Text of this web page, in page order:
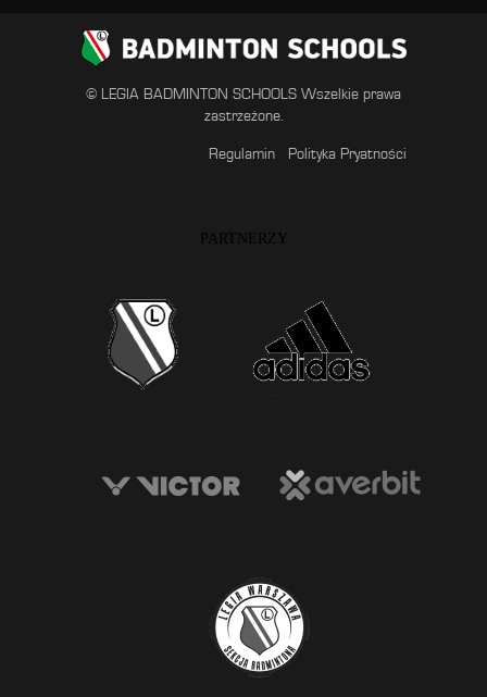
© LEGIA BADMINTON SCHOOLS Wszelkie prawa
zastrzeżone.
Regulamin Polityka Pryatności
PARTNERZY